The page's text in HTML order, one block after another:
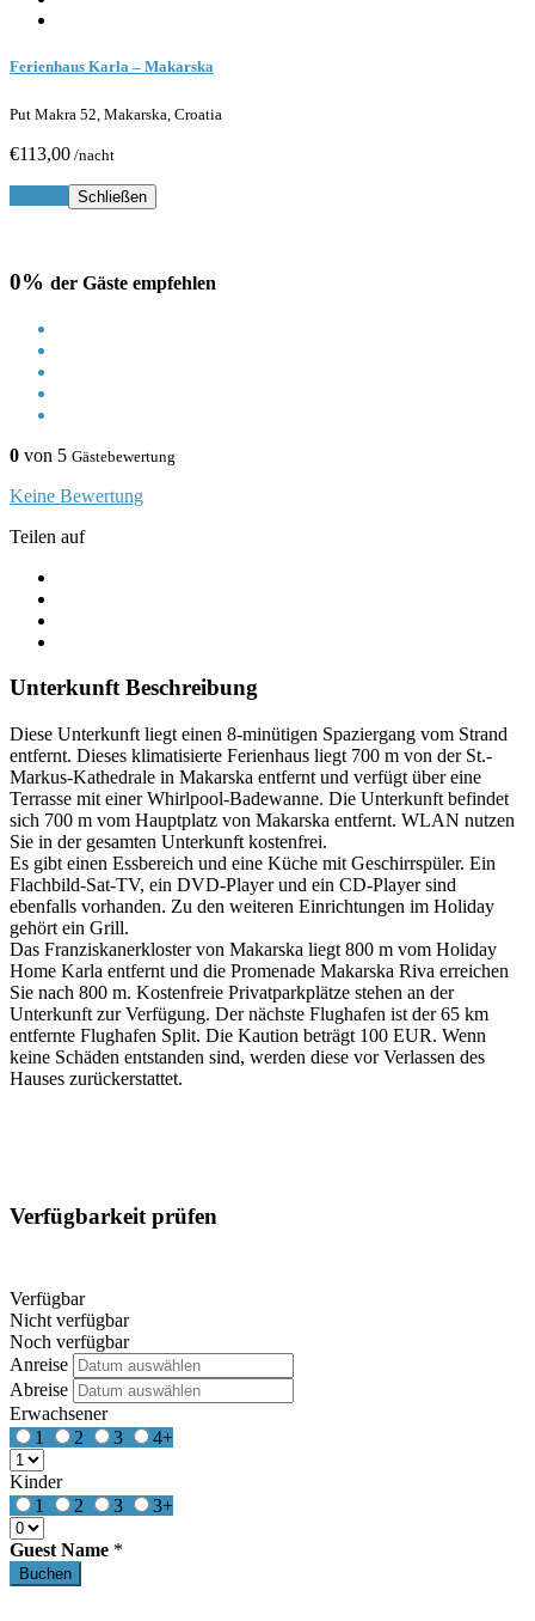
Ferienhaus Karla – Makarska
Put Makra 52, Makarska, Croatia
€113,00 /nacht
Schließen
0% der Gäste empfehlen
0 von 5 Gästebewertung
Keine Bewertung
Teilen auf
Unterkunft Beschreibung
Diese Unterkunft liegt einen 8-minütigen Spaziergang vom Strand
entfernt. Dieses klimatisierte Ferienhaus liegt 700 m von der St.-
Markus-Kathedrale in Makarska entfernt und verfügt über eine
Terrasse mit einer Whirlpool-Badewanne. Die Unterkunft befindet
sich 700 m vom Hauptplatz von Makarska entfernt. WLAN nutzen
Sie in der gesamten Unterkunft kostenfrei.
Es gibt einen Essbereich und eine Küche mit Geschirrspüler. Ein
Flachbild-Sat-TV, ein DVD-Player und ein CD-Player sind
ebenfalls vorhanden. Zu den weiteren Einrichtungen im Holiday
gehört ein Grill.
Das Franziskanerkloster von Makarska liegt 800 m vom Holiday
Home Karla entfernt und die Promenade Makarska Riva erreichen
Sie nach 800 m. Kostenfreie Privatparkplätze stehen an der
Unterkunft zur Verfügung. Der nächste Flughafen ist der 65 km
entfernte Flughafen Split. Die Kaution beträgt 100 EUR. Wenn
keine Schäden entstanden sind, werden diese vor Verlassen des
Hauses zurückerstattet.
Verfügbarkeit prüfen
Verfügbar
Nicht verfügbar
Noch verfügbar
Anreise
Abreise
Erwachsener
1
2 3 4+
Kinder
1
2 3 3+
Guest Name *